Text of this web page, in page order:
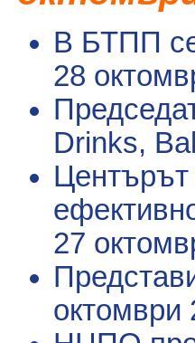
В БТПП
28
Drinks,
27
октомври